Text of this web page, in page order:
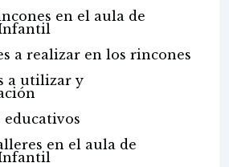
en el aula de
a realizar en los rincones
a utilizar y
educativos
en el aula de